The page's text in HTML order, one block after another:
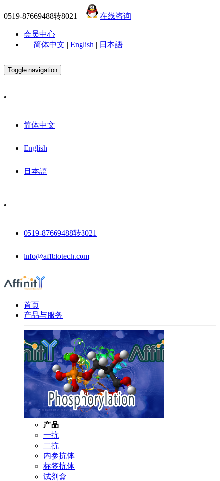
0519-87669488转8021 在线咨询
会员中心
简体中文 | English | 日本語
Toggle navigation
简体中文
English
日本語
0519-87669488转8021
info@affbiotech.com
首页
产品与服务
产品
一抗
二抗
内参抗体
标签抗体
试剂盒